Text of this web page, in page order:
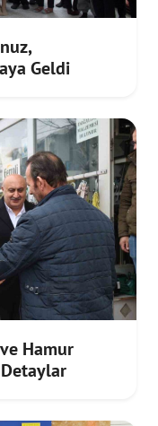
Geldi
Hamur